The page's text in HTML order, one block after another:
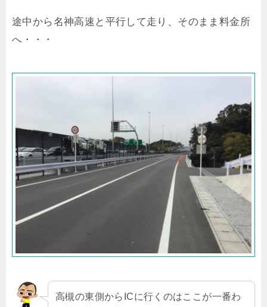
途中から名神高速と平行して走り、そのまま料金所
へ・・・
高槻の東側からICに行くのはここが一番わ